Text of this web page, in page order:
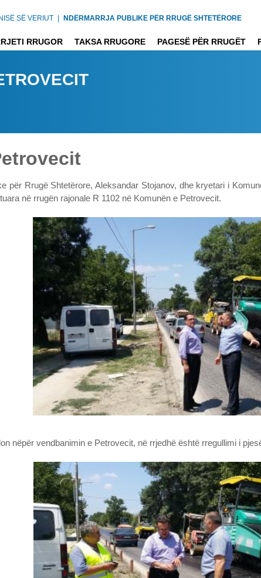
SË VERIUT | NDËRMARRJA PUBLIKE PËR RRUGË SHTETËRORE
RRUGOR TAKSA RRUGORE PAGESË PËR RRUGËT
për Rrugë Shtetërore, Aleksandar Stojanov, dhe kryetari i
në rrugën rajonale R 1102 në Komunën e Petrovecit.
nëpër vendbanimin e Petrovecit, në rrjedhë është rregullimi i